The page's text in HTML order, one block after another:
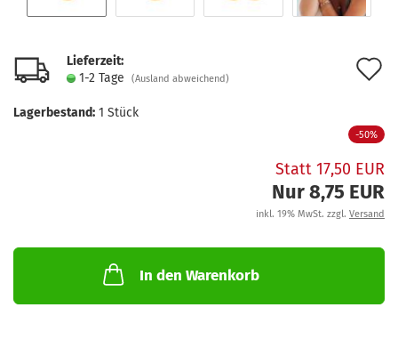
Lieferzeit:
1-2 Tage
(Ausland abweichend)
Lagerbestand: 1 Stück
-50%
Statt 17,50 EUR
Nur 8,75 EUR
inkl. 19% MwSt. zzgl. Versand
In den Warenkorb